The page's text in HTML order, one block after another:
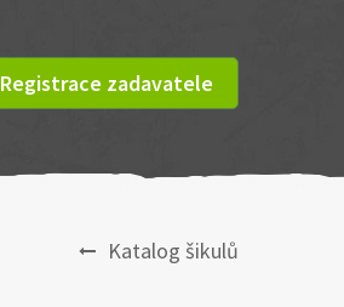
Registrace zadavatele
Katalog šikulů